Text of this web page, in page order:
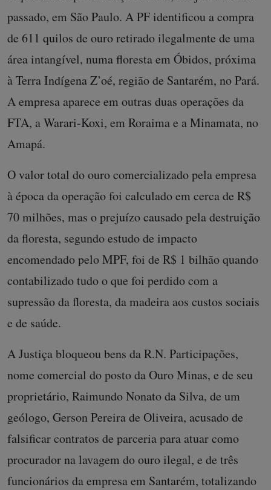
passado, em São Paulo. A PF identificou a compra
de 611 quilos de ouro retirado ilegalmente de uma
área intangível, numa floresta em Óbidos, próxima
à Terra Indígena Z’oé, região de Santarém, no Pará.
A empresa aparece em outras duas operações da
FTA, a Warari-Koxi, em Roraima e a Minamata, no
Amapá.
O valor total do ouro comercializado pela empresa
à época da operação foi calculado em cerca de R$
70 milhões, mas o prejuízo causado pela destruição
da floresta, segundo estudo de impacto
encomendado pelo MPF, foi de R$ 1 bilhão quando
contabilizado tudo o que foi perdido com a
supressão da floresta, da madeira aos custos sociais
e de saúde.
A Justiça bloqueou bens da R.N. Participações,
nome comercial do posto da Ouro Minas, e de seu
proprietário, Raimundo Nonato da Silva, de um
geólogo, Gerson Pereira de Oliveira, acusado de
falsificar contratos de parceria para atuar como
procurador na lavagem do ouro ilegal, e de três
funcionários da empresa em Santarém, totalizando